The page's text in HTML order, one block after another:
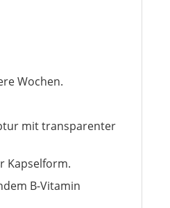
Wochen.
mit transparenter
Kapselform.
B-Vitamin